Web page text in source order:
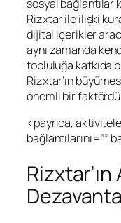
sosyal
Rizxtar ile ilişki
dijital içerikler
aynı zamanda
topluluğa katkıda
Rizxtar’ın
önemli bir
<payrıca,
bağlantılarını=””